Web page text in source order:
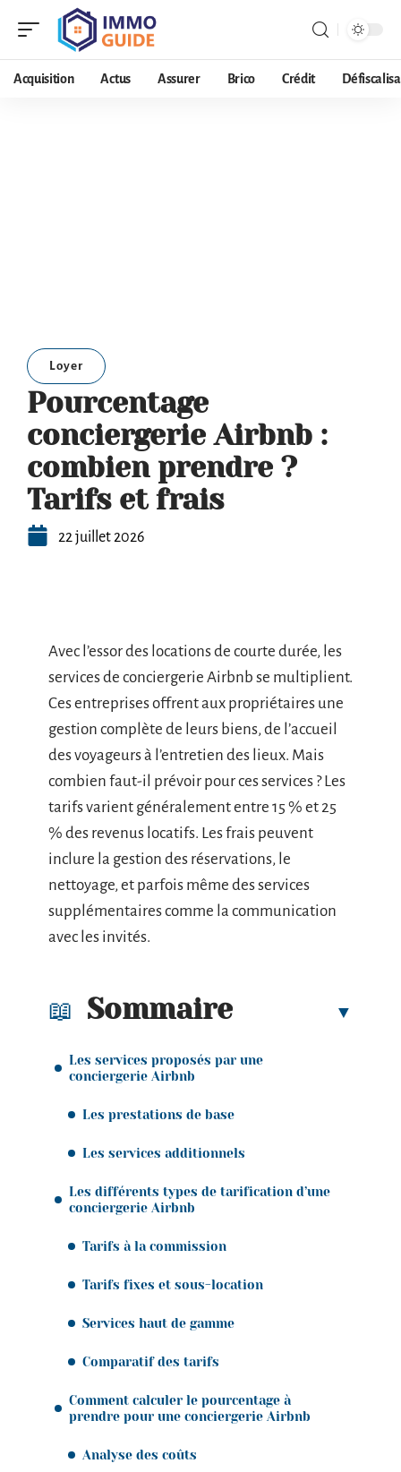
Acquisition Actus Assurer Brico Crédit
Loyer
Pourcentage
conciergerie Airbnb :
combien prendre ?
Tarifs et frais
22 juillet 2026
Avec l’essor des locations de courte durée, les
services de conciergerie Airbnb se multiplient.
Ces entreprises offrent aux propriétaires une
gestion complète de leurs biens, de l’accueil
des voyageurs à l’entretien des lieux. Mais
combien faut-il prévoir pour ces services ? Les
tarifs varient généralement entre 15 % et 25
% des revenus locatifs. Les frais peuvent
inclure la gestion des réservations, le
nettoyage, et parfois même des services
supplémentaires comme la communication
avec les invités.
Sommaire
Les services proposés par une
conciergerie Airbnb
Les prestations de base
Les services additionnels
Les différents types de tarification d’une
conciergerie Airbnb
Tarifs à la commission
Tarifs fixes et sous-location
Services haut de gamme
Comparatif des tarifs
Comment calculer le pourcentage à
prendre pour une conciergerie Airbnb
Analyse des coûts